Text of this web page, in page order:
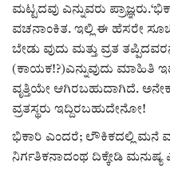
Digital Subscription
ಮಟ್ಟದವು ಎನ್ನುವರು
ವಚನಾಂಕಿತ. ಇಲ್ಲಿ ಈ ಹೆಸರೇ
ಬೇಡು ವುದು ಮತ್ತು ವ್ರತ
(ಕಾಯಕ!?)ಎನ್ನುವುದು ಮಾಹಿತಿ
ವೃತ್ತಿಯೇ ಆಗಿರಬಹುದಾಗಿದೆ.
ವ್ರತಸ್ಥರು ಇದ್ದಿರಬಹುದೇನೋ!
ಭಿಕಾರಿ ಎಂದರೆ; ಲೌಕಿಕದಲ್ಲಿ ಮನೆ
ನಿರ್ಗತಿಕನಾದಂಥ ದಿಕ್ಕೇಡಿ ಮನುಷ್ಯ